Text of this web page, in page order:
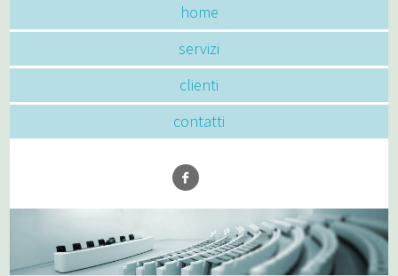
home
servizi
clienti
contatti